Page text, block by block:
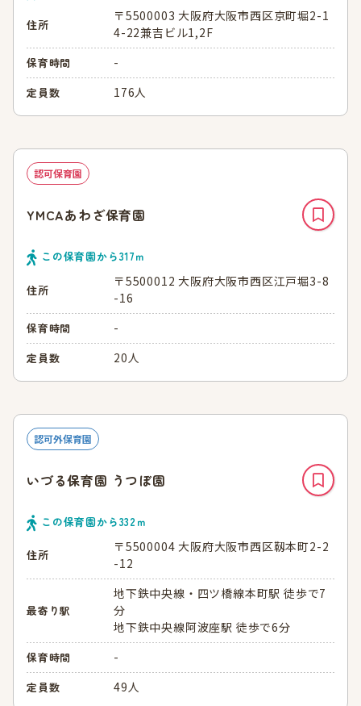
住所
〒5500003 大阪府大阪市西区京町堀2-1
4-22兼吉ビル1,2F
保育時間 -
定員数 176人
認可保育園
YMCAあわざ保育園
この保育園から317ｍ
住所
〒5500012 大阪府大阪市西区江戸堀3-8
-16
保育時間 -
定員数 20人
認可外保育園
いづる保育園 うつぼ園
この保育園から332ｍ
住所
〒5500004 大阪府大阪市西区靱本町2-2
-12
最寄り駅
地下鉄中央線・四ツ橋線本町駅 徒歩で7
分
地下鉄中央線阿波座駅 徒歩で6分
保育時間 -
定員数 49人